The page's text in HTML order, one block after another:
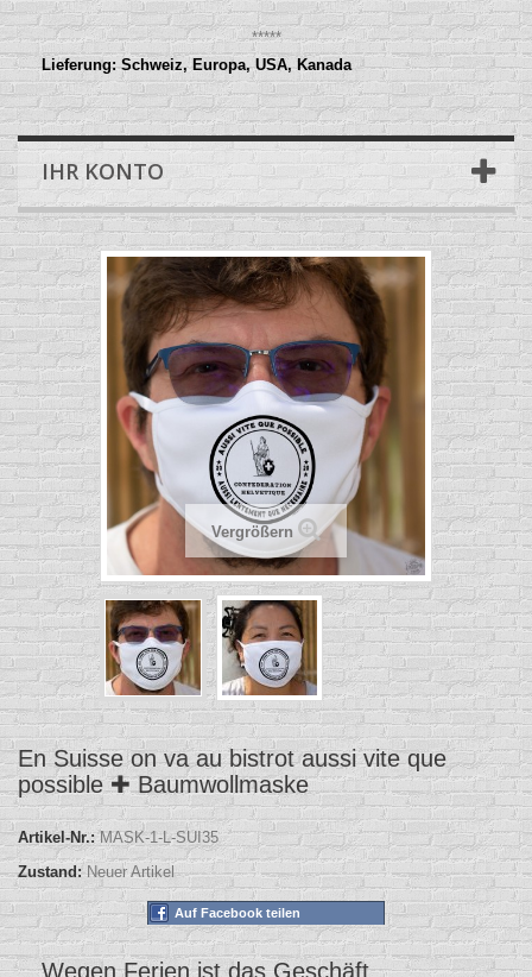
*****
Lieferung: Schweiz, Europa, USA, Kanada
IHR KONTO
Vergrößern
En Suisse on va au bistrot aussi vite que
possible ✚ Baumwollmaske
Artikel-Nr.: MASK-1-L-SUI35
Zustand: Neuer Artikel
Auf Facebook teilen
Wegen Ferien ist das Geschäft